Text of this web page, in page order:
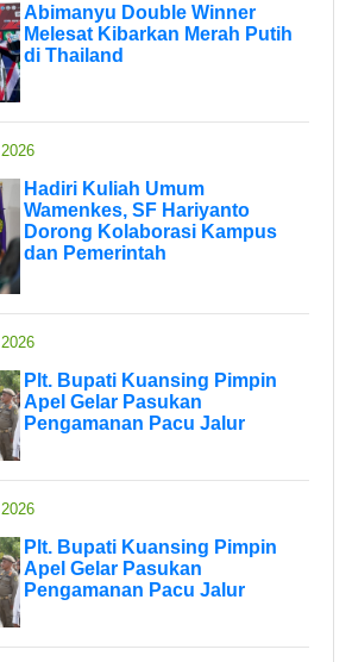
Abimanyu Double Winner
Melesat Kibarkan Merah Putih
di Thailand
Hadiri Kuliah Umum
Wamenkes, SF Hariyanto
Dorong Kolaborasi Kampus
dan Pemerintah
Plt. Bupati Kuansing Pimpin
Apel Gelar Pasukan
Pengamanan Pacu Jalur
Plt. Bupati Kuansing Pimpin
Apel Gelar Pasukan
Pengamanan Pacu Jalur